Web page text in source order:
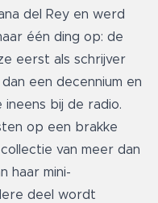
del Rey en werd
één ding op: de
eerst als schrijver
een decennium en
bij de radio.
op een brakke
van meer dan
haar mini-
deel wordt